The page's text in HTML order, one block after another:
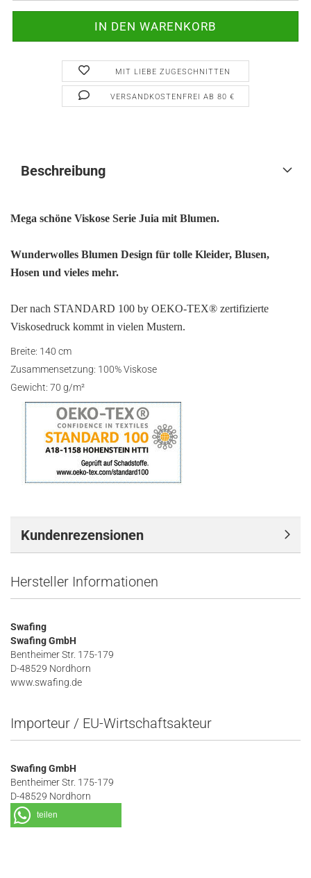
MIT LIEBE ZUGESCHNITTEN
VERSANDKOSTENFREI AB 80 €
Beschreibung
Mega schöne Viskose Serie Juia mit Blumen.
Wunderwolles Blumen Design für tolle Kleider, Blusen,
Hosen und vieles mehr.
Der nach STANDARD 100 by OEKO-TEX® zertifizierte
Viskosedruck kommt in vielen Mustern.
Breite: 140 cm
Zusammensetzung: 100% Viskose
Gewicht: 70 g/m²
Kundenrezensionen
Hersteller Informationen
Swafing
Swafing GmbH
Bentheimer Str. 175-179
D-48529 Nordhorn
www.swafing.de
Importeur / EU-Wirtschaftsakteur
Swafing GmbH
Bentheimer Str. 175-179
D-48529 Nordhorn
teilen